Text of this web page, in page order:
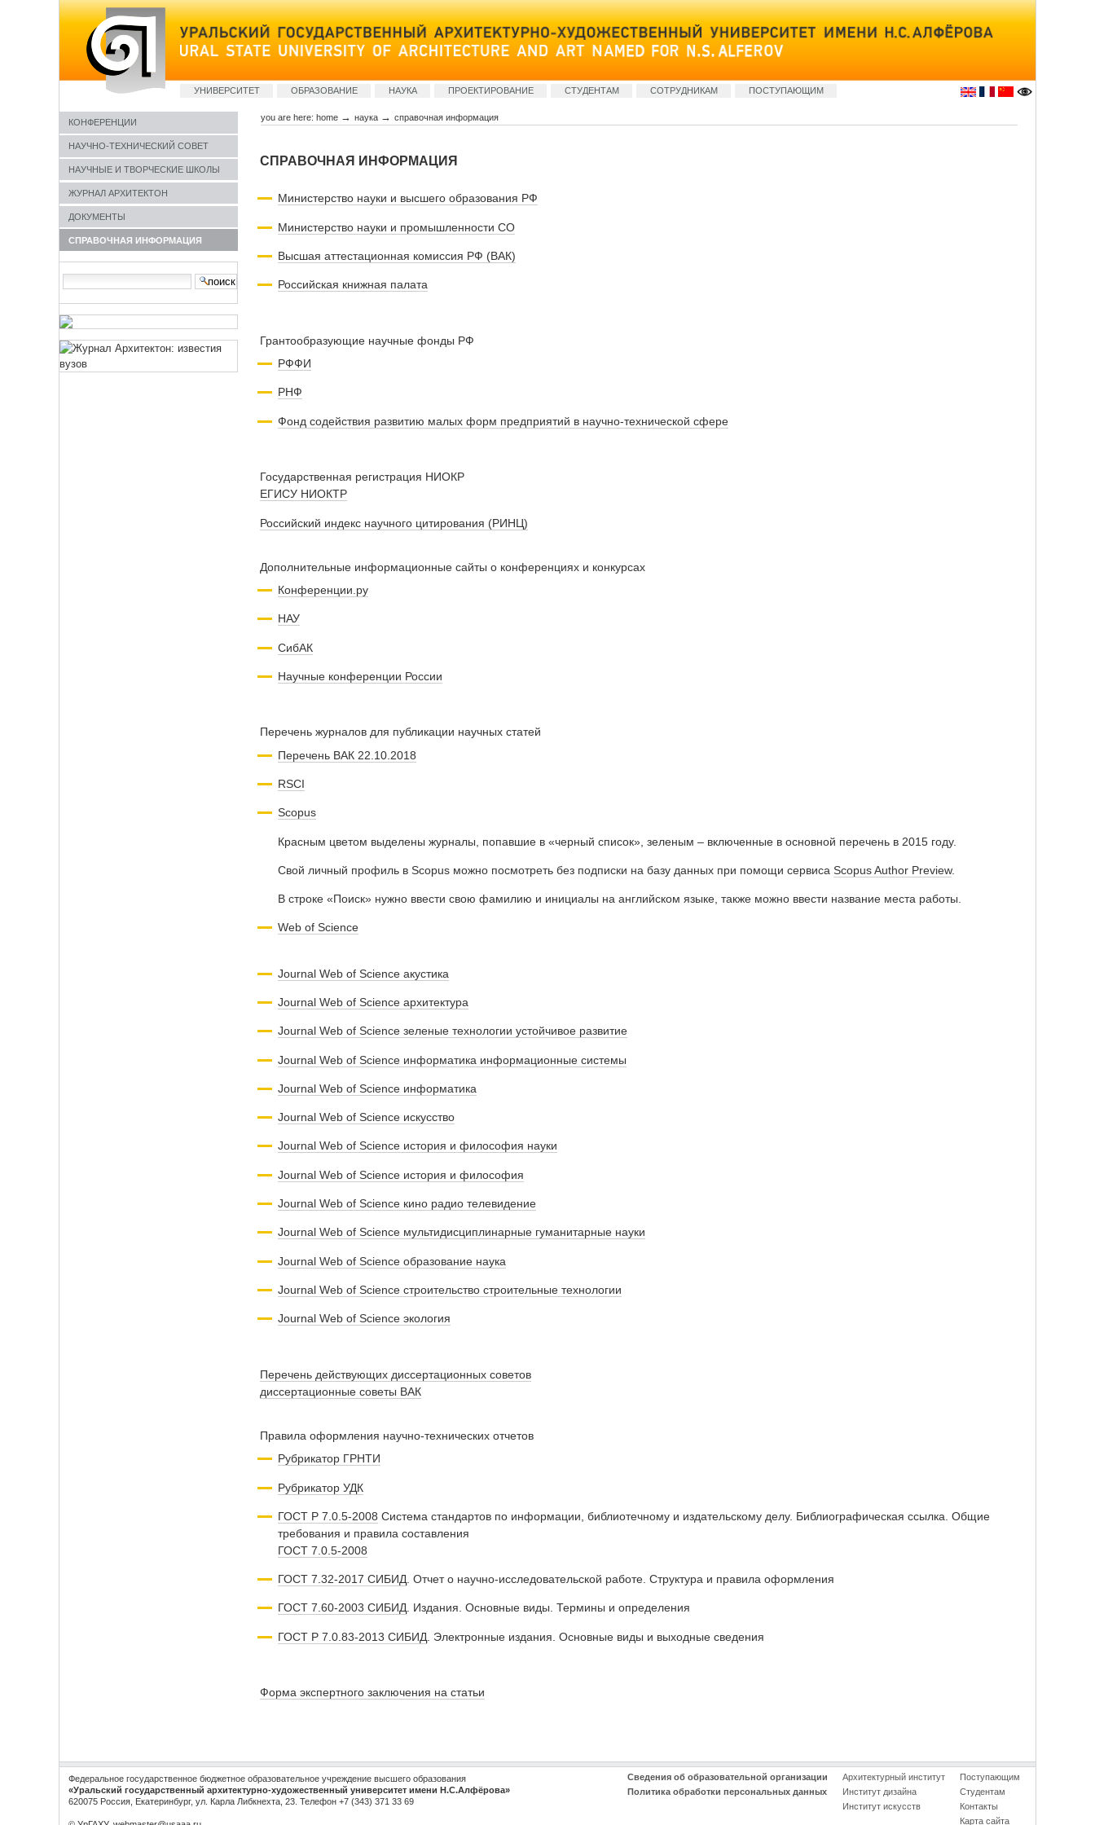
Skip
to
content
Sections
УНИВЕРСИТЕТ ОБРАЗОВАНИЕ НАУКА ПРОЕКТИРОВАНИЕ СТУДЕНТАМ СОТРУДНИКАМ ПОСТУПАЮЩИМ
КОНФЕРЕНЦИИ
НАУЧНО-ТЕХНИЧЕСКИЙ СОВЕТ
НАУЧНЫЕ И ТВОРЧЕСКИЕ ШКОЛЫ
ЖУРНАЛ АРХИТЕКТОН
ДОКУМЕНТЫ
СПРАВОЧНАЯ ИНФОРМАЦИЯ
search…
you are here: home → наука → справочная информация
СПРАВОЧНАЯ ИНФОРМАЦИЯ
Министерство науки и высшего образования РФ
Министерство науки и промышленности СО
Высшая аттестационная комиссия РФ (ВАК)
Российская книжная палата
Грантообразующие научные фонды РФ
РФФИ
РНФ
Фонд содействия развитию малых форм предприятий в научно-технической сфере
Государственная регистрация НИОКР
ЕГИСУ НИОКТР
Российский индекс научного цитирования (РИНЦ)
Дополнительные информационные сайты о конференциях и конкурсах
Конференции.ру
НАУ
СибАК
Научные конференции России
Перечень журналов для публикации научных статей
Перечень ВАК 22.10.2018
RSCI
Scopus
Красным цветом выделены журналы, попавшие в «черный список», зеленым – включенные в основной перечень в 2015 году.
Свой личный профиль в Scopus можно посмотреть без подписки на базу данных при помощи сервиса Scopus Author Preview.
В строке «Поиск» нужно ввести свою фамилию и инициалы на английском языке, также можно ввести название места работы.
Web of Science
Journal Web of Science акустика
Journal Web of Science архитектура
Journal Web of Science зеленые технологии устойчивое развитие
Journal Web of Science информатика информационные системы
Journal Web of Science информатика
Journal Web of Science искусство
Journal Web of Science история и философия науки
Journal Web of Science история и философия
Journal Web of Science кино радио телевидение
Journal Web of Science мультидисциплинарные гуманитарные науки
Journal Web of Science образование наука
Journal Web of Science строительство строительные технологии
Journal Web of Science экология
Перечень действующих диссертационных советов
диссертационные советы ВАК
Правила оформления научно-технических отчетов
Рубрикатор ГРНТИ
Рубрикатор УДК
ГОСТ Р 7.0.5-2008 Система стандартов по информации, библиотечному и издательскому делу. Библиографическая ссылка. Общие
требования и правила составления
ГОСТ 7.0.5-2008
ГОСТ 7.32-2017 СИБИД. Отчет о научно-исследовательской работе. Структура и правила оформления
ГОСТ 7.60-2003 СИБИД. Издания. Основные виды. Термины и определения
ГОСТ Р 7.0.83-2013 СИБИД. Электронные издания. Основные виды и выходные сведения
Форма экспертного заключения на статьи
Федеральное государственное бюджетное образовательное учреждение высшего образования
«Уральский государственный архитектурно-художественный университет имени Н.С.Алфёрова»
620075 Россия, Екатеринбург, ул. Карла Либкнехта, 23. Телефон +7 (343) 371 33 69
Сведения об образовательной организации
Политика обработки персональных данных
Архитектурный институт
Институт дизайна
Институт искусств
Поступающим
Студентам
Контакты
Карта сайта